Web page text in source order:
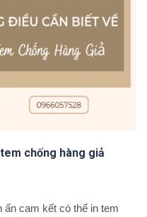
chống hàng giả
ấn cam kết có thể in tem